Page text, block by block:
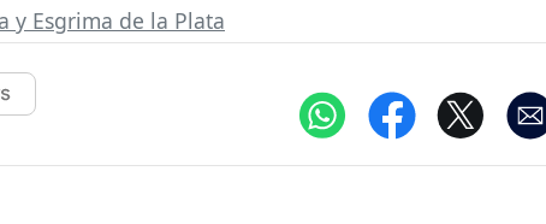
y Esgrima de la Plata